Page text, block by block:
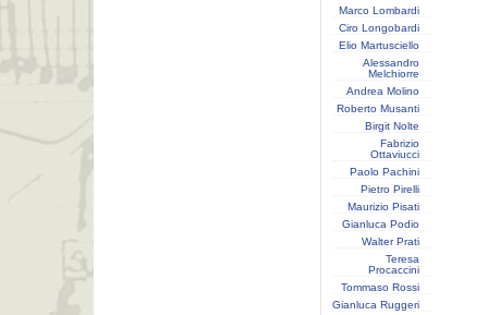
Marco Lombardi
Ciro Longobardi
Elio Martusciello
Alessandro
Melchiorre
Andrea Molino
Roberto Musanti
Birgit Nolte
Fabrizio
Ottaviucci
Paolo Pachini
Pietro Pirelli
Maurizio Pisati
Gianluca Podio
Walter Prati
Teresa
Procaccini
Tommaso Rossi
Gianluca Ruggeri